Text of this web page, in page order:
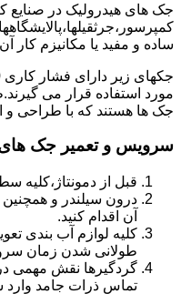
جک های هیدرولیک در صنایع
ساده و مفید یا مکانیزم کار
مورد استفاده قرار می
جک ها هستند که با طراحی و
سرویس و تعمیر جک
قبل از دمونتاژ،کلیه
درون سیلندر و
آن اقدام کنید.
کلیه لوازم آب بندی
طولانی شدن زمان
گردگیرها نقش مهمی
تماس ذرات جامد وارد